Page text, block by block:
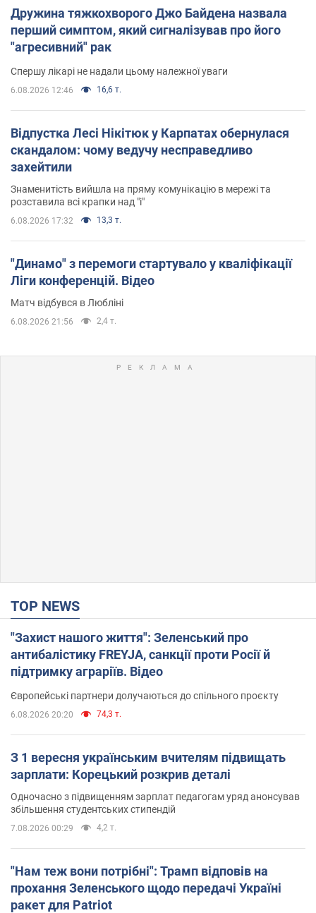
Дружина тяжкохворого Джо Байдена назвала
перший симптом, який сигналізував про його
"агресивний" рак
Спершу лікарі не надали цьому належної уваги
6.08.2026 12:46 16,6 т.
Відпустка Лесі Нікітюк у Карпатах обернулася
скандалом: чому ведучу несправедливо
захейтили
Знаменитість вийшла на пряму комунікацію в мережі та
розставила всі крапки над "і"
6.08.2026 17:32 13,3 т.
"Динамо" з перемоги стартувало у кваліфікації
Ліги конференцій. Відео
Матч відбувся в Любліні
6.08.2026 21:56 2,4 т.
TOP NEWS
"Захист нашого життя": Зеленський про
антибалістику FREYJA, санкції проти Росії й
підтримку аграріїв. Відео
Європейські партнери долучаються до спільного проєкту
6.08.2026 20:20 74,3 т.
З 1 вересня українським вчителям підвищать
зарплати: Корецький розкрив деталі
Одночасно з підвищенням зарплат педагогам уряд анонсував
збільшення студентських стипендій
7.08.2026 00:29 4,2 т.
"Нам теж вони потрібні": Трамп відповів на
прохання Зеленського щодо передачі Україні
ракет для Patriot